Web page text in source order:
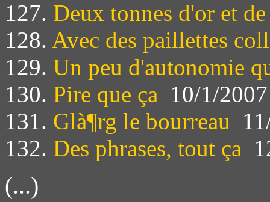
127. Deux tonnes d'or et
128. Avec des paillettes
129. Un peu d'autonomie
130. Pire que ça 10/1/2007
131. Glà¶rg le bourreau
132. Des phrases, tout ça
(...)